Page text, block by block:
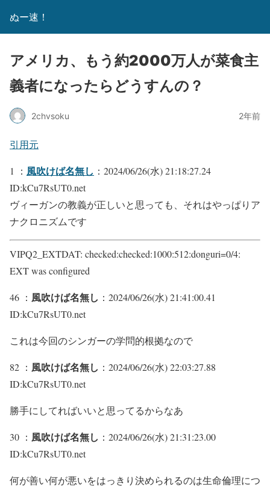
ぬー速！
アメリカ、もう約2000万人が菜食主
義者になったらどうすんの？
2chvsoku 2年前
引用元
1 ： 風吹けば名無し ：2024/06/26(水) 21:18:27.24
ID:kCu7RsUT0.net
ヴィーガンの教義が正しいと思っても、それはやっぱりア
ナクロニズムです
VIPQ2_EXTDAT: checked:checked:1000:512:donguri=0/4:
EXT was configured
46 ： 風吹けば名無し ：2024/06/26(水) 21:41:00.41
ID:kCu7RsUT0.net
これは今回のシンガーの学問的根拠なので
82 ： 風吹けば名無し ：2024/06/26(水) 22:03:27.88
ID:kCu7RsUT0.net
勝手にしてればいいと思ってるからなあ
30 ： 風吹けば名無し ：2024/06/26(水) 21:31:23.00
ID:kCu7RsUT0.net
何が善い何が悪いをはっきり決められるのは生命倫理につ